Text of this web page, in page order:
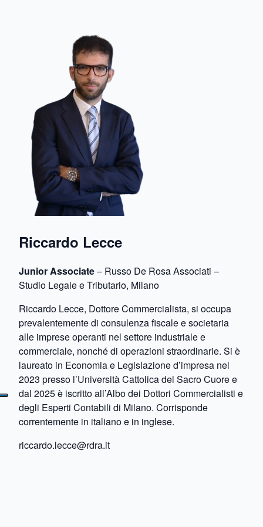
Riccardo Lecce
Junior Associate– Russo De Rosa Associati –
Studio Legale e Tributario, Milano
Riccardo Lecce, Dottore Commercialista, si occupa
prevalentemente di consulenza fiscale e societaria
alle imprese operanti nel settore industriale e
commerciale, nonché di operazioni straordinarie. Si è
laureato in Economia e Legislazione d’impresa nel
2023 presso l’Università Cattolica del Sacro Cuore e
dal 2025 è iscritto all’Albo dei Dottori Commercialisti e
degli Esperti Contabili di Milano. Corrisponde
correntemente in italiano e in inglese.
riccardo.lecce@rdra.it